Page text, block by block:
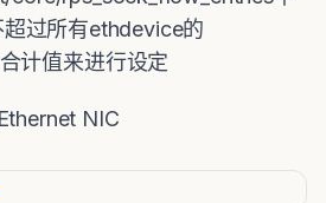
过所有ethdevice的
计值来进行设定
NIC